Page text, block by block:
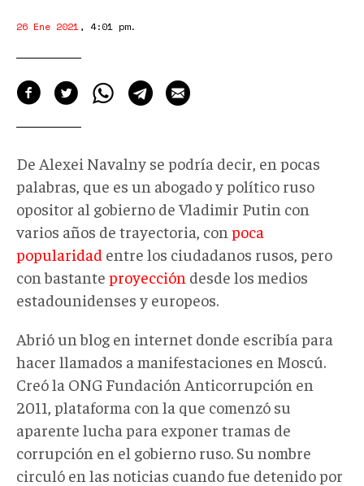
26 Ene 2021, 4:01 pm.
De Alexei Navalny se podría decir, en pocas
palabras, que es un abogado y político ruso
opositor al gobierno de Vladimir Putin con
varios años de trayectoria, con poca
popularidad entre los ciudadanos rusos, pero
con bastante proyección desde los medios
estadounidenses y europeos.
Abrió un blog en internet donde escribía para
hacer llamados a manifestaciones en Moscú.
Creó la ONG Fundación Anticorrupción en
2011, plataforma con la que comenzó su
aparente lucha para exponer tramas de
corrupción en el gobierno ruso. Su nombre
circuló en las noticias cuando fue detenido por